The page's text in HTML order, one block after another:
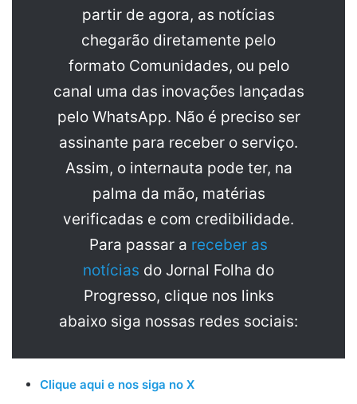
partir de agora, as notícias
chegarão diretamente pelo
formato Comunidades, ou pelo
canal uma das inovações lançadas
pelo WhatsApp. Não é preciso ser
assinante para receber o serviço.
Assim, o internauta pode ter, na
palma da mão, matérias
verificadas e com credibilidade.
Para passar a receber as
notícias do Jornal Folha do
Progresso, clique nos links
abaixo siga nossas redes sociais:
Clique aqui e nos siga no X